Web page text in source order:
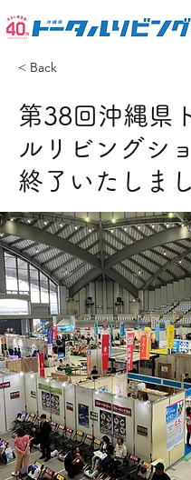
< Back
第38回沖縄県
ルリビングシ
終了いたしま